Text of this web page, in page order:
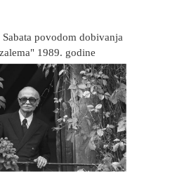
povodom dobivanja
1989. godine